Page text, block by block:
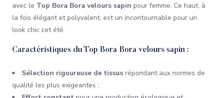
avec le Top Bora Bora velours sapin pour femme. Ce haut, à
la fois élégant et polyvalent, est un incontournable pour un
look chic cet été.
Caractéristiques du Top Bora Bora velours sapin :
Sélection rigoureuse de tissus répondant aux normes de
qualité les plus exigeantes ;